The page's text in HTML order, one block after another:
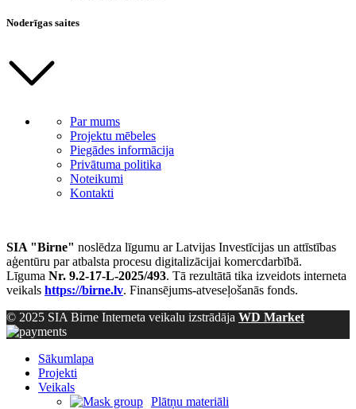
Noderīgas saites
Par mums
Projektu mēbeles
Piegādes informācija
Privātuma politika
Noteikumi
Kontakti
SIA "Birne" noslēdza līgumu ar Latvijas Investīcijas un attīstības
aģentūru par atbalsta procesu digitalizācijai komercdarbībā.
Līguma Nr. 9.2-17-L-2025/493. Tā rezultātā tika izveidots interneta
veikals https://birne.lv. Finansējums-atveseļošanās fonds.
© 2025 SIA Birne Interneta veikalu izstrādāja WD Market
Sākumlapa
Projekti
Veikals
Plātņu materiāli